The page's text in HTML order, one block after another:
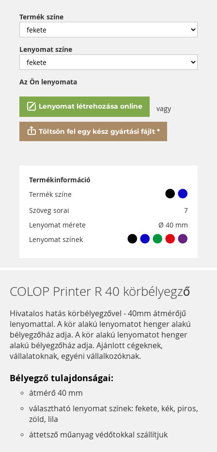
Termék színe
Lenyomat színe
Az Ön lenyomata
Lenyomat létrehozása online vagy
Töltsön fel egy kész gyártási fájlt *
Termékinformáció
Termék színe
Szöveg sorai
7
Lenyomat mérete
Ø 40 mm
Lenyomat színek
COLOP Printer R 40 körbélyegző
Hivatalos hatás körbélyegzővel - 40mm átmérőjű
lenyomattal. A kör alakú lenyomatot henger alakú
bélyegzőház adja. A kör alakú lenyomatot henger
alakú bélyegzőház adja. Ajánlott cégeknek,
vállalatoknak, egyéni vállalkozóknak.
Bélyegző tulajdonságai:
átmérő 40 mm
választható lenyomat színek: fekete, kék, piros,
zöld, lila
áttetsző műanyag védőtokkal szállítjuk